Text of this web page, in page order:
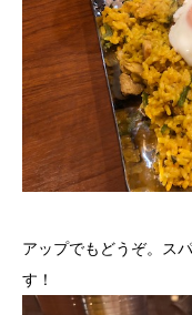
アップでもどうぞ。ス
す！